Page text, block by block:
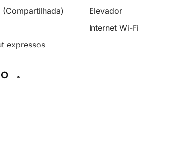
(Compartilhada)
Elevador
Internet Wi-Fi
expressos